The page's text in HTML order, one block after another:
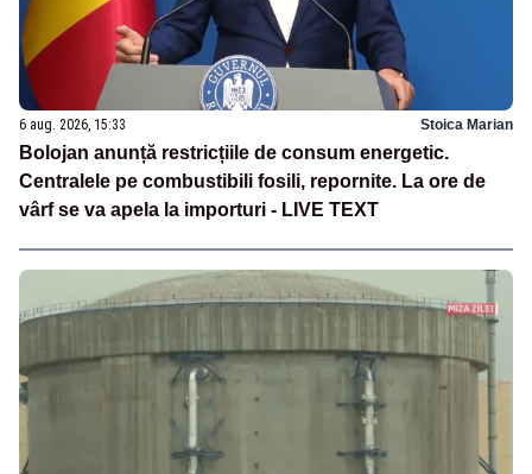
6 aug. 2026, 15:33 Stoica Marian
Bolojan anunță restricțiile de consum energetic.
Centralele pe combustibili fosili, repornite. La ore de
vârf se va apela la importuri - LIVE TEXT